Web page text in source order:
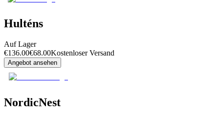
Hulténs
Auf Lager
€136.00€68.00Kostenloser Versand
Angebot ansehen
NordicNest